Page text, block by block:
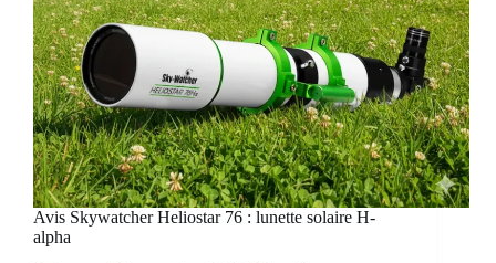
Avis Skywatcher Heliostar 76 : lunette solaire H-
alpha